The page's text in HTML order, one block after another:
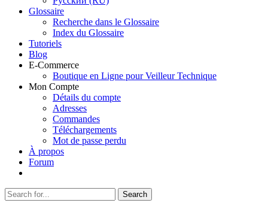
Glossaire
Recherche dans le Glossaire
Index du Glossaire
Tutoriels
Blog
E-Commerce
Boutique en Ligne pour Veilleur Technique
Mon Compte
Détails du compte
Adresses
Commandes
Téléchargements
Mot de passe perdu
À propos
Forum
Search
Search
for: